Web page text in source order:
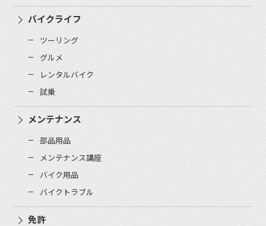
バイクライフ
ツーリング
グルメ
レンタルバイク
試乗
メンテナンス
部品用品
メンテナンス講座
バイク用品
バイクトラブル
免許